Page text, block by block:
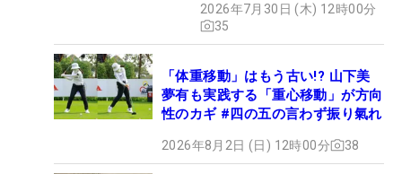
2026年7月30日 (木) 12時00分
35
「体重移動」はもう古い!? 山下美
夢有も実践する「重心移動」が方向
性のカギ #四の五の言わず振り氣れ
2026年8月2日 (日) 12時00分 38